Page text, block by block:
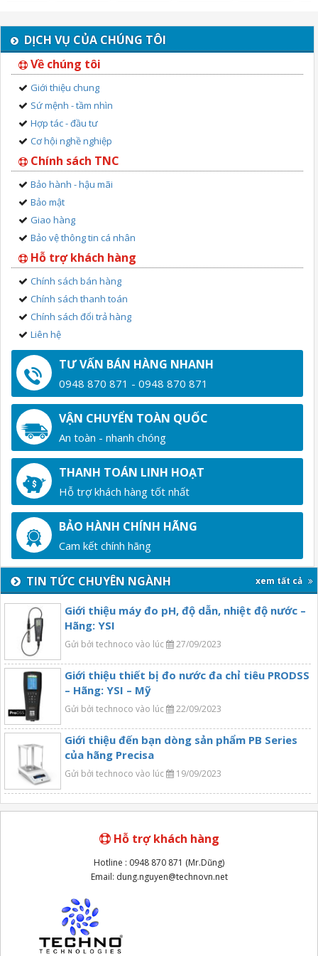
DỊCH VỤ CỦA CHÚNG TÔI
Về chúng tôi
Giới thiệu chung
Sứ mệnh - tầm nhìn
Hợp tác - đầu tư
Cơ hội nghề nghiệp
Chính sách TNC
Bảo hành - hậu mãi
Bảo mật
Giao hàng
Bảo vệ thông tin cá nhân
Hỗ trợ khách hàng
Chính sách bán hàng
Chính sách thanh toán
Chính sách đổi trả hàng
Liên hệ
TƯ VẤN BÁN HÀNG NHANH
0948 870 871 - 0948 870 871
VẬN CHUYỂN TOÀN QUỐC
An toàn - nhanh chóng
THANH TOÁN LINH HOẠT
Hỗ trợ khách hàng tốt nhất
BẢO HÀNH CHÍNH HÃNG
Cam kết chính hãng
TIN TỨC CHUYÊN NGÀNH xem tất cả
Giới thiệu máy đo pH, độ dẫn, nhiệt độ nước –
Hãng: YSI
Gửi bởi technoco vào lúc 27/09/2023
Giới thiệu thiết bị đo nước đa chỉ tiêu PRODSS
– Hãng: YSI – Mỹ
Gửi bởi technoco vào lúc 22/09/2023
Giới thiệu đến bạn dòng sản phẩm PB Series
của hãng Precisa
Gửi bởi technoco vào lúc 19/09/2023
Hỗ trợ khách hàng
Hotline : 0948 870 871 (Mr.Dũng)
Email: dung.nguyen@technovn.net